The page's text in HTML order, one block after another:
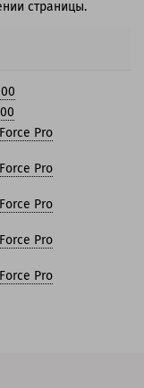
страницы.
Pro
Pro
Pro
Pro
Pro